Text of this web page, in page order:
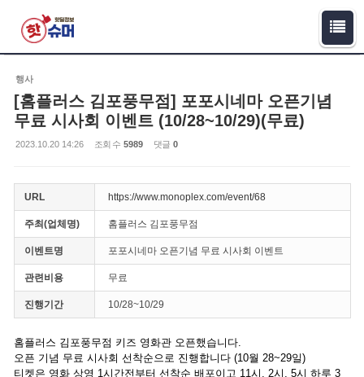
행사
[홈플러스 김포풍무점] 포포시네마 오픈기념
무료 시사회 이벤트 (10/28~10/29)(무료)
2023.10.20 14:26 조회 수 5989 댓글 0
URL https://www.monoplex.com/event/68
주최(업체명) 홈플러스 김포풍무점
이벤트명 포포시네마 오픈기념 무료 시사회 이벤트
관련비용 무료
진행기간 10/28~10/29
홈플러스 김포풍무점 키즈 영화관 오픈했습니다.
오픈 기념 무료 시사회 선착순으로 진행합니다 (10월 28~29일)
티켓은 영화 상영 1시간전부터 선착순 배포이고 11시, 2시, 5시 하루 3